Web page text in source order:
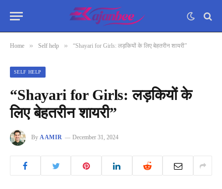
Home » Self help » “Shayari for Girls: लड़कियों के लिए बेहतरीन शायरी”
SELF HELP
“Shayari for Girls: लड़कियों के
लिए बेहतरीन शायरी”
By AAMIR December 31, 2024